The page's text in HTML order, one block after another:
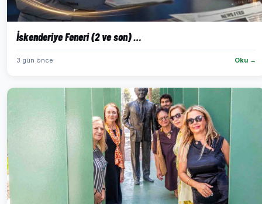
İskenderiye Feneri (2 ve son) …
3 gün önce Oku →